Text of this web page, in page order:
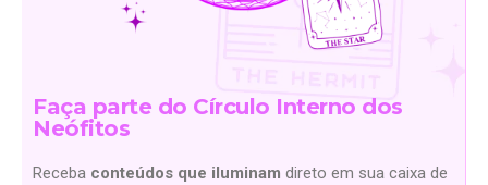
Faça parte do Círculo Interno dos
Neófitos
Receba conteúdos que iluminam direto em sua caixa de